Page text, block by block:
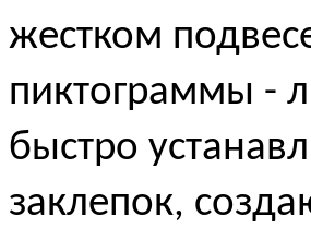
жестком
пиктограммы -
быстро
заклепок,